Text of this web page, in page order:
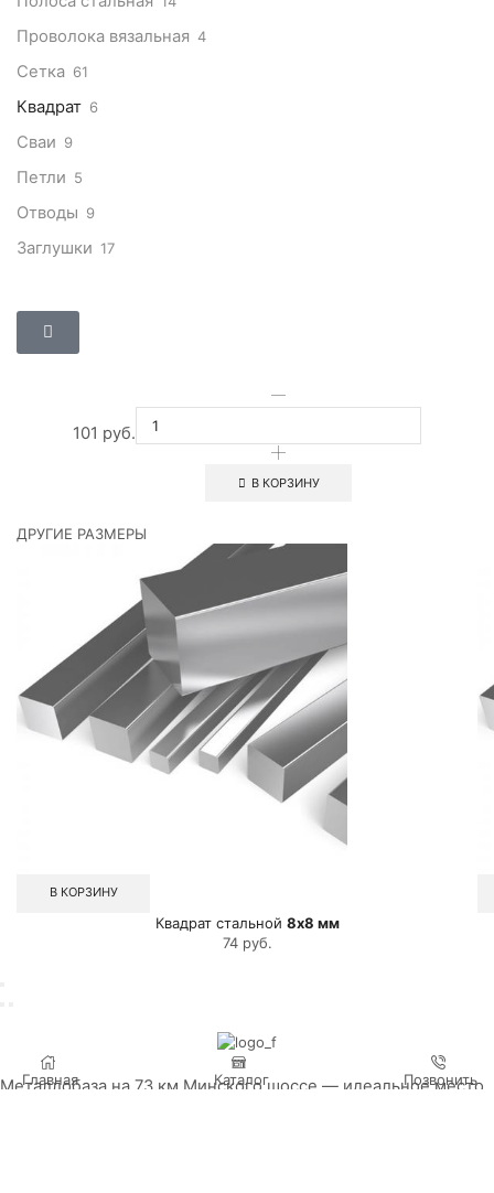
Проволока вязальная 4
Сетка 61
Квадрат 6
Сваи 9
Петли 5
Отводы 9
Заглушки 17
101 руб.
В КОРЗИНУ
ДРУГИЕ РАЗМЕРЫ
В КОРЗИНУ
Квадрат стальной 8х8 мм
74 руб.
Главная Каталог Позвонить
Металлобаза на 73 км Минского шоссе — идеальное место,